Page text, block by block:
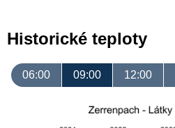
Historické teploty
06:00 09:00 12:00